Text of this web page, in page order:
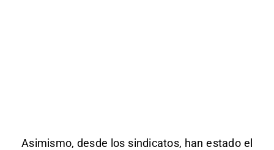
Asimismo, desde los sindicatos, han estado el